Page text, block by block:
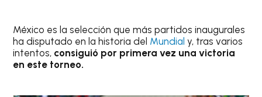
México es la selección que más partidos inaugurales
ha disputado en la historia del Mundialy, tras varios
intentos, consiguió por primera vez una victoria
en este torneo.